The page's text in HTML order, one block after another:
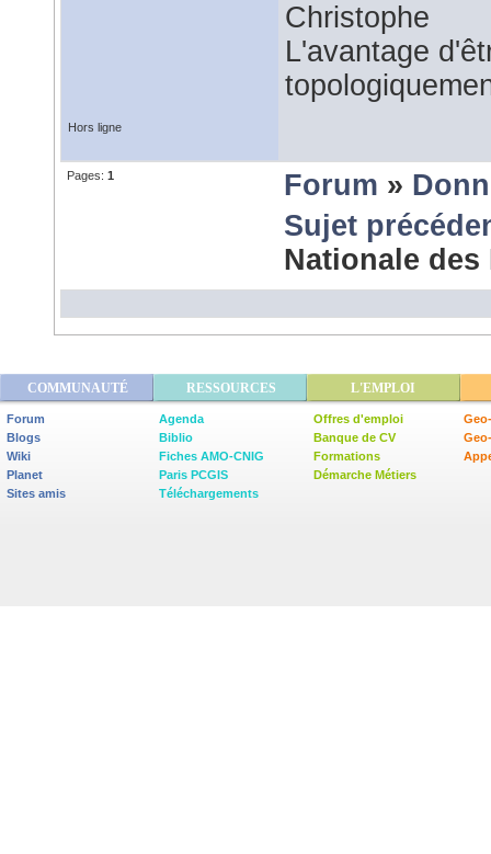
Christophe
L'avantage
Hors ligne
Pages: 1 Forum »
Sujet
Nationale
COMMUNAUTÉ RESSOURCES L'EMPLOI
Forum
Blogs
Wiki
Planet
Sites amis
Agenda
Biblio
Fiches AMO-CNIG
Paris PCGIS
Téléchargements
Offres d'emploi
Banque de CV
Formations
Démarche Métiers